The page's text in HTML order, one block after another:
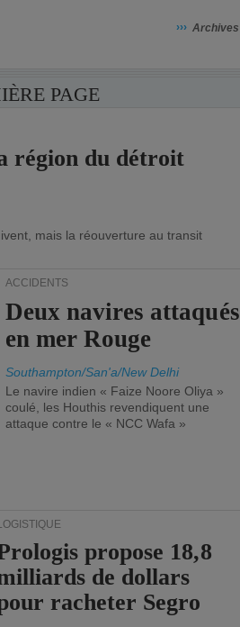
››› Archives
PAGE
région du détroit
mais la réouverture au transit
ACCIDENTS
Deux navires attaqués
en mer Rouge
Southampton/San'a/New Delhi
Le navire indien « Faize Noore Oliya »
coulé, les Houthis revendiquent une
attaque contre le « NCC Wafa »
propose 18,8
de dollars
racheter Segro